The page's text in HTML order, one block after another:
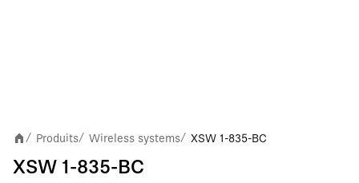
/ Produits/ Wireless systems/ XSW 1-835-BC
XSW 1-835-BC